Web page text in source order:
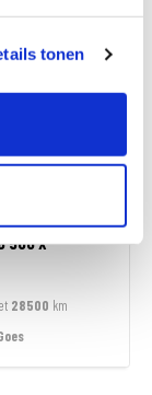
tonen
500 X
28500 km